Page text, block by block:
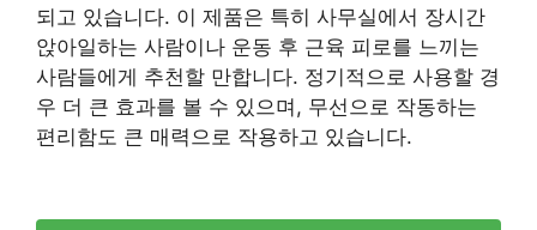
되고 있습니다. 이 제품은 특히 사무실에서 장시간
앉아일하는 사람이나 운동 후 근육 피로를 느끼는
사람들에게 추천할 만합니다. 정기적으로 사용할 경
우 더 큰 효과를 볼 수 있으며, 무선으로 작동하는
편리함도 큰 매력으로 작용하고 있습니다.